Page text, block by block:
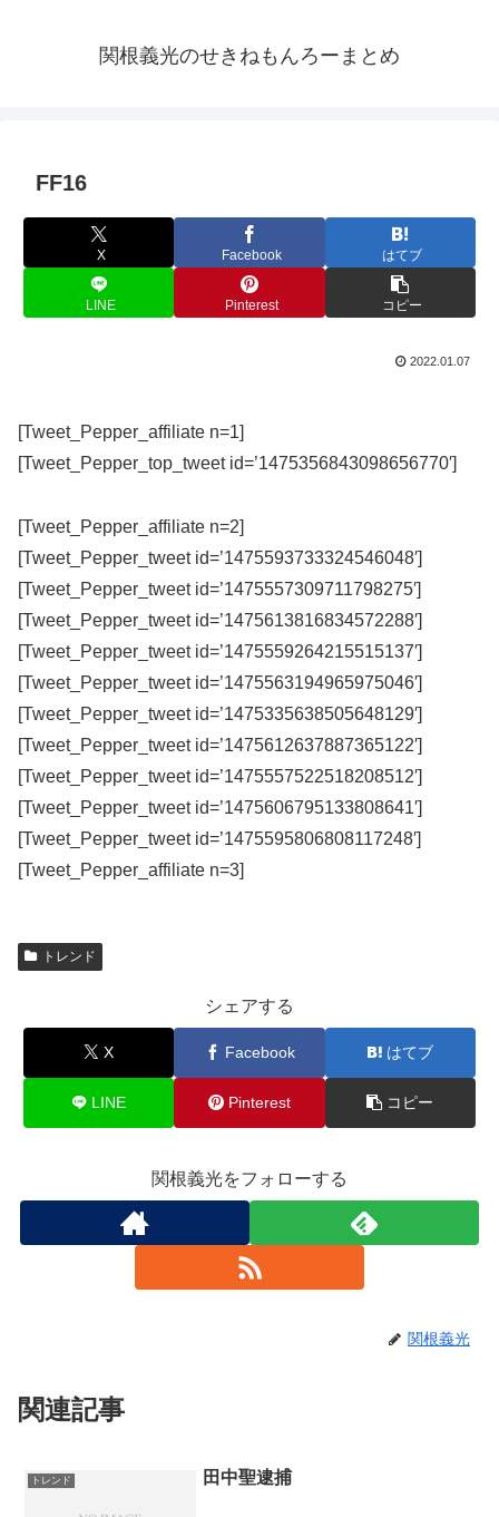
関根義光のせきねもんろーまとめ
FF16
X Facebook はてブ
LINE Pinterest コピー
2022.01.07
[Tweet_Pepper_affiliate n=1]
[Tweet_Pepper_top_tweet id=’1475356843098656770′]
[Tweet_Pepper_affiliate n=2]
[Tweet_Pepper_tweet id=’1475593733324546048′]
[Tweet_Pepper_tweet id=’1475557309711798275′]
[Tweet_Pepper_tweet id=’1475613816834572288′]
[Tweet_Pepper_tweet id=’1475559264215515137′]
[Tweet_Pepper_tweet id=’1475563194965975046′]
[Tweet_Pepper_tweet id=’1475335638505648129′]
[Tweet_Pepper_tweet id=’1475612637887365122′]
[Tweet_Pepper_tweet id=’1475557522518208512′]
[Tweet_Pepper_tweet id=’1475606795133808641′]
[Tweet_Pepper_tweet id=’1475595806808117248′]
[Tweet_Pepper_affiliate n=3]
トレンド
シェアする
X Facebook はてブ
LINE Pinterest コピー
関根義光をフォローする
関根義光
関連記事
トレンド 田中聖逮捕